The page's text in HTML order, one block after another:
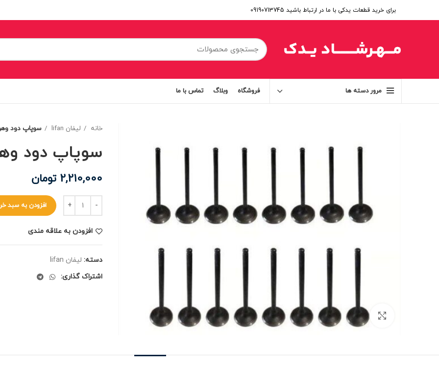
برای خرید قطعات یدکی با ما در ارتباط باشید 09190713745
مرور دسته ها فروشگاه وبلاگ تماس با ما
برای بزرگنمایی کلیک کنید
خانه لیفان lifan سوپاپ دود و‌هوا
سوپاپ دود
2,210,000 تومان
افزودن به سبد
افزودن به علاقه مندی
دسته: لیفان lifan
اشتراک گذاری: